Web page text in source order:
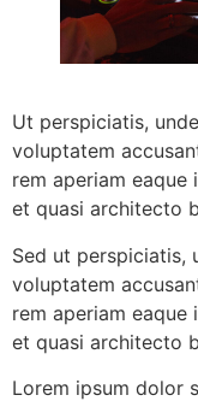
Ut perspiciatis,
voluptatem
rem aperiam
et quasi architecto
Sed ut perspiciatis,
voluptatem
rem aperiam
et quasi architecto
Lorem ipsum dolor